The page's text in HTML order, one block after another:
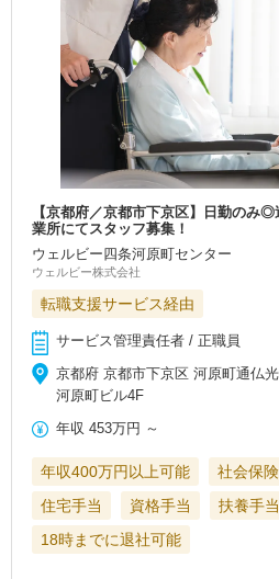
【京都府／京都市下京区】日勤のみ
業所にてスタッフ募集！
ウェルビー四条河原町センター
ウェルビー株式会社
転職支援サービス経由
サービス管理責任者 / 正職員
京都府 京都市下京区 河原町通仏
河原町ビル4F
年収 453万円 ～
年収400万円以上可能 社会保
住宅手当
資格手当
扶養手当
18時までに退社可能